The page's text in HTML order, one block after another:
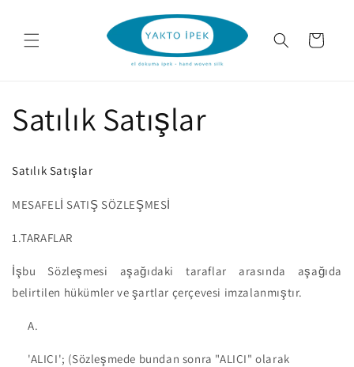
Sepet
Satılık Satışlar
Satılık Satışlar
MESAFELİ SATIŞ SÖZLEŞMESİ
1.TARAFLAR
İşbu Sözleşmesi aşağıdaki taraflar arasında aşağıda
belirtilen hükümler ve şartlar çerçevesi imzalanmıştır.
'ALICI'; (Sözleşmede bundan sonra "ALICI" olarak